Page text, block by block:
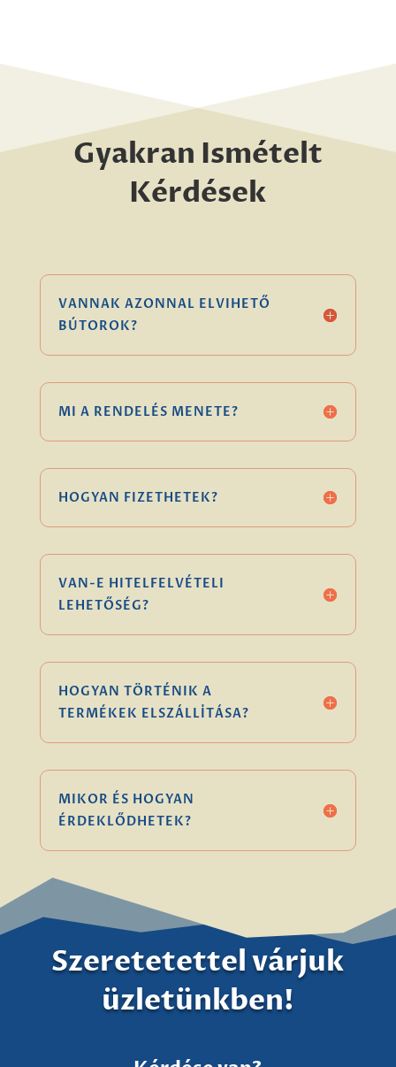
Gyakran Ismételt
Kérdések
VANNAK AZONNAL ELVIHETŐ
BÚTOROK?
MI A RENDELÉS MENETE?
HOGYAN FIZETHETEK?
VAN-E HITELFELVÉTELI
LEHETŐSÉG?
HOGYAN TÖRTÉNIK A
TERMÉKEK ELSZÁLLÍTÁSA?
MIKOR ÉS HOGYAN
ÉRDEKLŐDHETEK?
Szeretetettel várjuk
üzletünkben!